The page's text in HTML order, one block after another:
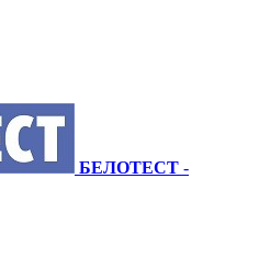
БЕЛОТЕСТ -